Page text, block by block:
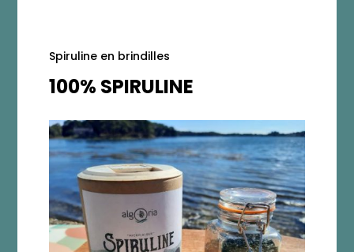
Spiruline en brindilles
100% SPIRULINE